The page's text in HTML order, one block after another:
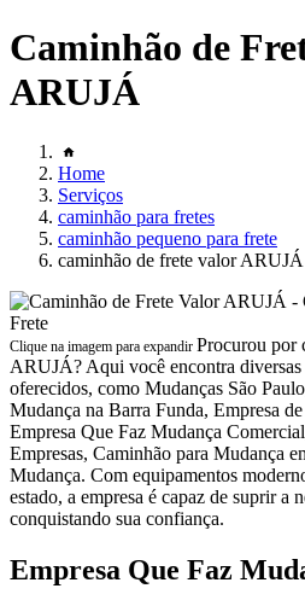
Caminhão de
ARUJÁ
Home
Serviços
caminhão para fretes
caminhão pequeno para frete
caminhão de frete valor ARUJÁ
Clique na imagem para expandir Procurou por
ARUJÁ? Aqui você encontra diversas
oferecidos, como Mudanças São
Mudança na Barra Funda, Empresa
Empresa Que Faz Mudança
Empresas, Caminhão para Mudança
Mudança. Com equipamentos
estado, a empresa é capaz de suprir a
conquistando sua confiança.
Empresa Que Faz